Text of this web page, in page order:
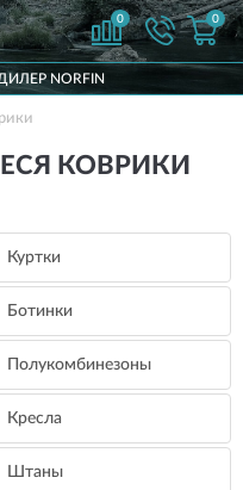
0 0
NORFIN
КОВРИКИ
Куртки
Ботинки
Полукомбинезоны
Кресла
Штаны